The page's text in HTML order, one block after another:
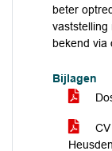
beter
vaststelling
bekend via
Bijlagen